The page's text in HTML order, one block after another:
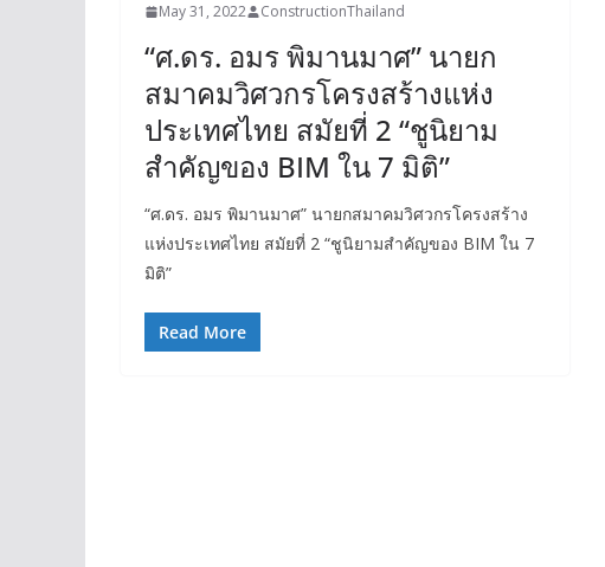
May 31, 2022 ConstructionThailand
“ศ.ดร. อมร พิมานมาศ” นายก
สมาคมวิศวกรโครงสร้างแห่ง
ประเทศไทย สมัยที่ 2 “ชูนิยาม
สำคัญของ BIM ใน 7 มิติ”
“ศ.ดร. อมร พิมานมาศ” นายกสมาคมวิศวกรโครงสร้าง
แห่งประเทศไทย สมัยที่ 2 “ชูนิยามสำคัญของ BIM ใน 7
มิติ”
Read More